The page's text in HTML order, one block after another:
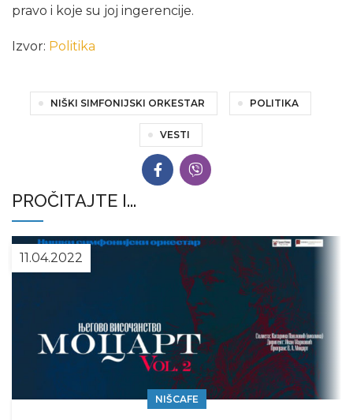
pravo i koje su joj ingerencije.
Izvor: Politika
NIŠKI SIMFONIJSKI ORKESTAR POLITIKA
VESTI
PROČITAJTE I...
11.04.2022
NIŠCAFE